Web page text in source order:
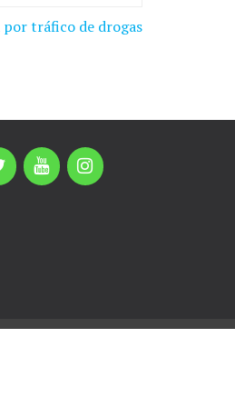
por tráfico de drogas